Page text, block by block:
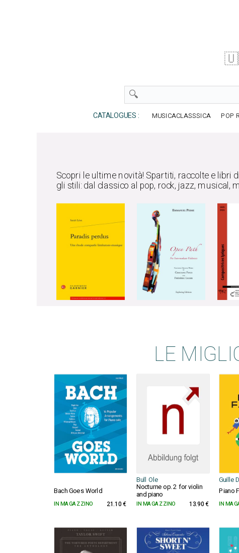
CATALOGUES : MUSICACLASSSICA POP
Scopri le ultime novità! Spartiti, raccolte e libri
gli stili: dal classico al pop, rock, jazz, musical,
LE
Bull Ole Guille
Bach Goes World Nocturne op. 2 for violin
and piano Piano
IN MAGAZZINO 21.10 € IN MAGAZZINO 13.90 € IN